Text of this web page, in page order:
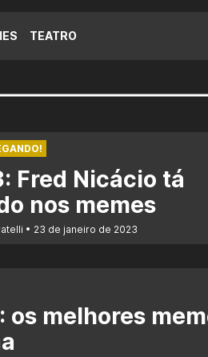
TEATRO
Fred Nicácio tá
nos memes
23 de janeiro de 2023
os melhores